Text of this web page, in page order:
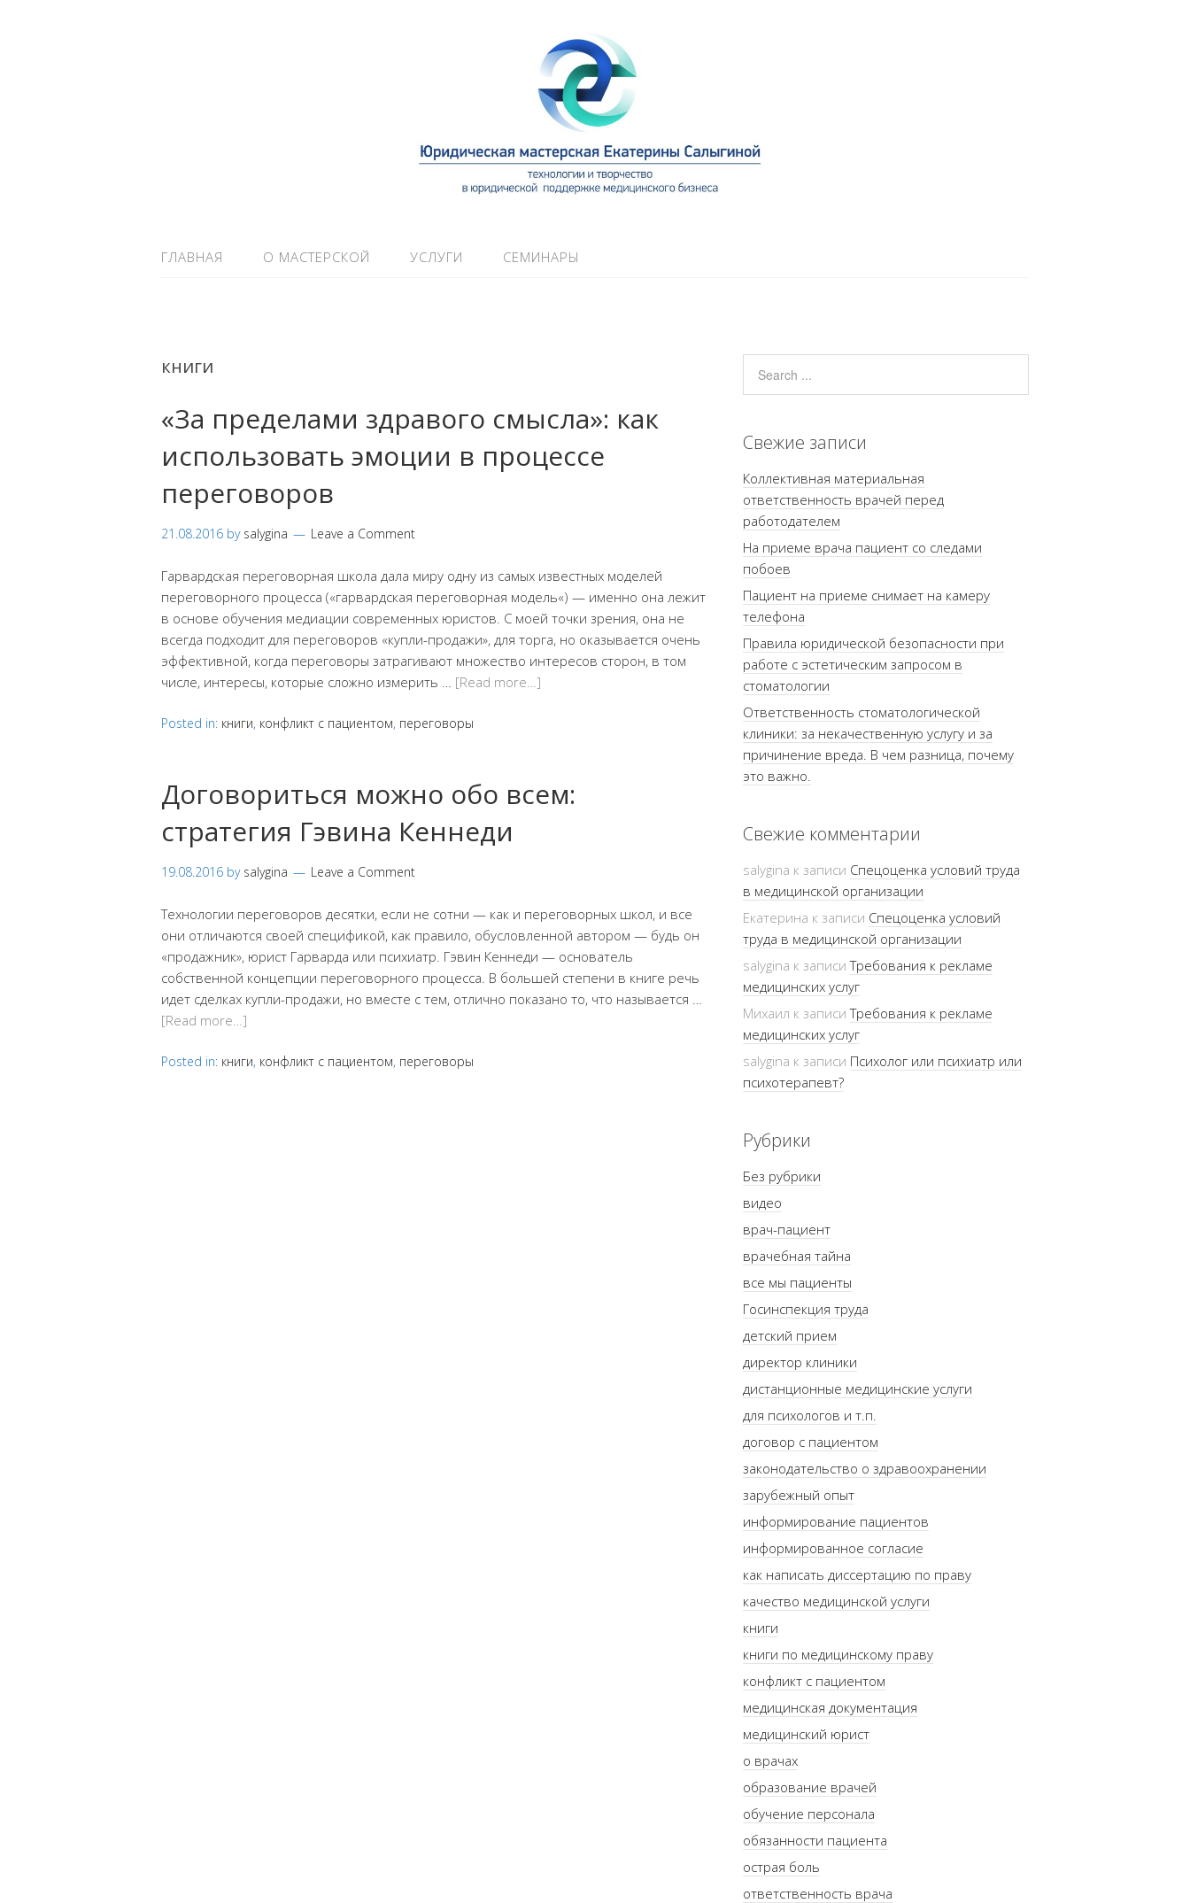
ГЛАВНАЯ О МАСТЕРСКОЙ УСЛУГИ СЕМИНАРЫ
книги
«За пределами здравого смысла»: как
использовать эмоции в процессе
переговоров
21.08.2016 by salygina Leave a Comment
Гарвардская переговорная школа дала миру одну из самых известных моделей
переговорного процесса («гарвардская переговорная модель«) — именно она лежит
в основе обучения медиации современных юристов. С моей точки зрения, она не
всегда подходит для переговоров «купли-продажи», для торга, но оказывается очень
эффективной, когда переговоры затрагивают множество интересов сторон, в том
числе, интересы, которые сложно измерить … [Read more…]
Posted in: книги, конфликт с пациентом, переговоры
Договориться можно обо всем:
стратегия Гэвина Кеннеди
19.08.2016 by salygina Leave a Comment
Технологии переговоров десятки, если не сотни — как и переговорных школ, и все
они отличаются своей спецификой, как правило, обусловленной автором — будь он
«продажник», юрист Гарварда или психиатр. Гэвин Кеннеди — основатель
собственной концепции переговорного процесса. В большей степени в книге речь
идет сделках купли-продажи, но вместе с тем, отлично показано то, что называется …
[Read more…]
Posted in: книги, конфликт с пациентом, переговоры
Свежие записи
Коллективная материальная
ответственность врачей перед
работодателем
На приеме врача пациент со следами
побоев
Пациент на приеме снимает на камеру
телефона
Правила юридической безопасности при
работе с эстетическим запросом в
стоматологии
Ответственность стоматологической
клиники: за некачественную услугу и за
причинение вреда. В чем разница, почему
это важно.
Свежие комментарии
salygina к записи Спецоценка условий труда
в медицинской организации
Екатерина к записи Спецоценка условий
труда в медицинской организации
salygina к записиТребования к рекламе
медицинских услуг
Михаил к записиТребования к рекламе
медицинских услуг
salygina к записи Психолог или психиатр или
психотерапевт?
Рубрики
Без рубрики
видео
врач-пациент
врачебная тайна
все мы пациенты
Госинспекция труда
детский прием
директор клиники
дистанционные медицинские услуги
для психологов и т.п.
договор с пациентом
законодательство о здравоохранении
зарубежный опыт
информирование пациентов
информированное согласие
как написать диссертацию по праву
качество медицинской услуги
книги
книги по медицинскому праву
конфликт с пациентом
медицинская документация
медицинский юрист
о врачах
образование врачей
обучение персонала
обязанности пациента
острая боль
ответственность врача